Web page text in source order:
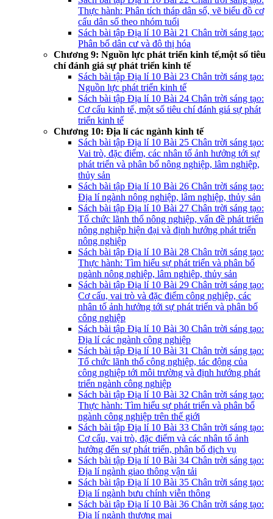
Thực hành: Phân tích tháp dân số, vẽ biểu đồ cơ
cấu dân số theo nhóm tuổi
Sách bài tập Địa lí 10 Bài 21 Chân trời sáng tạo:
Phân bố dân cư và đô thị hóa
Chương 9: Nguồn lực phát triển kinh tế,một số tiêu
chí đánh giá sự phát triển kinh tế
Sách bài tập Địa lí 10 Bài 23 Chân trời sáng tạo:
Nguồn lực phát triển kinh tế
Sách bài tập Địa lí 10 Bài 24 Chân trời sáng tạo:
Cơ cấu kinh tế, một số tiêu chí đánh giá sự phát
triển kinh tế
Chương 10: Địa lí các ngành kinh tế
Sách bài tập Địa lí 10 Bài 25 Chân trời sáng tạo:
Vai trò, đặc điểm, các nhân tố ảnh hưởng tới sự
phát triển và phân bố nông nghiệp, lâm nghiệp,
thủy sản
Sách bài tập Địa lí 10 Bài 26 Chân trời sáng tạo:
Địa lí ngành nông nghiệp, lâm nghiệp, thủy sản
Sách bài tập Địa lí 10 Bài 27 Chân trời sáng tạo:
Tổ chức lãnh thổ nông nghiệp, vấn đề phát triển
nông nghiệp hiện đại và định hướng phát triển
nông nghiệp
Sách bài tập Địa lí 10 Bài 28 Chân trời sáng tạo:
Thực hành: Tìm hiểu sự phát triển và phân bố
ngành nông nghiệp, lâm nghiệp, thủy sản
Sách bài tập Địa lí 10 Bài 29 Chân trời sáng tạo:
Cơ cấu, vai trò và đặc điểm công nghiệp, các
nhân tố ảnh hưởng tới sự phát triển và phân bố
công nghiệp
Sách bài tập Địa lí 10 Bài 30 Chân trời sáng tạo:
Địa lí các ngành công nghiệp
Sách bài tập Địa lí 10 Bài 31 Chân trời sáng tạo:
Tổ chức lãnh thổ công nghiệp, tác động của
công nghiệp tới môi trường và định hướng phát
triển ngành công nghiệp
Sách bài tập Địa lí 10 Bài 32 Chân trời sáng tạo:
Thực hành: Tìm hiểu sự phát triển và phân bổ
ngành công nghiệp trên thế giới
Sách bài tập Địa lí 10 Bài 33 Chân trời sáng tạo:
Cơ cấu, vai trò, đặc điểm và các nhân tố ảnh
hưởng đến sự phát triển, phân bố dịch vụ
Sách bài tập Địa lí 10 Bài 34 Chân trời sáng tạo:
Địa lí ngành giao thông vận tải
Sách bài tập Địa lí 10 Bài 35 Chân trời sáng tạo:
Địa lí ngành bưu chính viễn thông
Sách bài tập Địa lí 10 Bài 36 Chân trời sáng tạo:
Địa lí ngành thương mại